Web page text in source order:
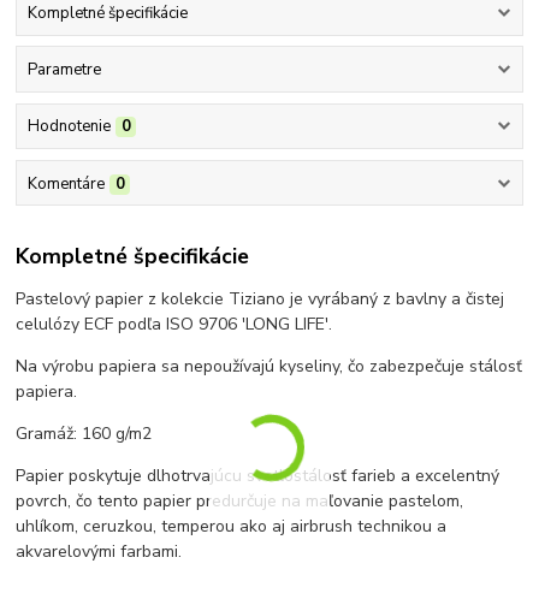
Kompletné špecifikácie
Parametre
Hodnotenie 0
Komentáre 0
Kompletné špecifikácie
Pastelový papier z kolekcie Tiziano je vyrábaný z bavlny a čistej
celulózy ECF podľa ISO 9706 'LONG LIFE'.
Na výrobu papiera sa nepoužívajú kyseliny, čo zabezpečuje stálosť
papiera.
Gramáž: 160 g/m2
Papier poskytuje dlhotrvajúcu svetlostálosť farieb a excelentný
povrch, čo tento papier predurčuje na maľovanie pastelom,
uhlíkom, ceruzkou, temperou ako aj airbrush technikou a
akvarelovými farbami.